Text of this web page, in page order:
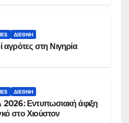
ΔΙΕΘΝΉ
αγρότες στη Νιγηρία
ΔΙΕΘΝΉ
2026: Εντυπωσιακή άφιξη
στο Χιούστον